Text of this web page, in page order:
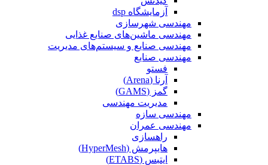
آزمایشگاه dsp
مهندسی شهرسازی
مهندسی ماشین‌های صنایع غذایی
مهندسی صنایع و سیستم‌های مدیریت
مهندسی صنایع
فستو
آرنا (Arena)
گمز (GAMS)
مدیریت مهندسی
مهندسی سازه
مهندسی عمران‌
راهسازی
هایپرمش (HyperMesh)
ایتبس (ETABS)